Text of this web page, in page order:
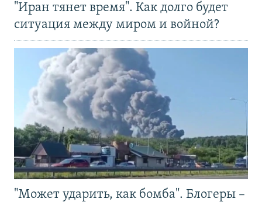
"Иран тянет время". Как долго будет
ситуация между миром и войной?
"Может ударить, как бомба". Блогеры –